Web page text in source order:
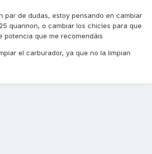
par de dudas, estoy pensando en cambiar
quannon, o cambiar los chicles para que
potencia que me recomendáis
el carburador, ya que no la limpian